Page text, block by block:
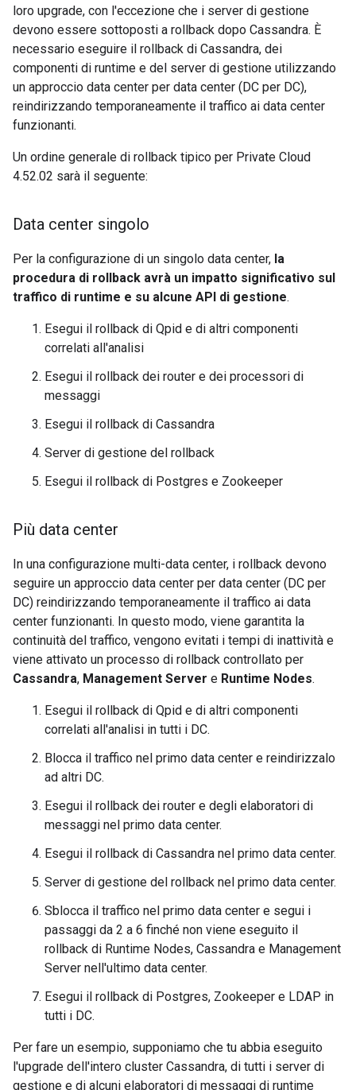
loro upgrade, con l'eccezione che i server di gestione
devono essere sottoposti a rollback dopo Cassandra. È
necessario eseguire il rollback di Cassandra, dei
componenti di runtime e del server di gestione utilizzando
un approccio data center per data center (DC per DC),
reindirizzando temporaneamente il traffico ai data center
funzionanti.
Un ordine generale di rollback tipico per Private Cloud
4.52.02 sarà il seguente:
Data center singolo
Per la configurazione di un singolo data center, la
procedura di rollback avrà un impatto significativo sul
traffico di runtime e su alcune API di gestione.
Esegui il rollback di Qpid e di altri componenti
correlati all'analisi
Esegui il rollback dei router e dei processori di
messaggi
Esegui il rollback di Cassandra
Server di gestione del rollback
Esegui il rollback di Postgres e Zookeeper
Più data center
In una configurazione multi-data center, i rollback devono
seguire un approccio data center per data center (DC per
DC) reindirizzando temporaneamente il traffico ai data
center funzionanti. In questo modo, viene garantita la
continuità del traffico, vengono evitati i tempi di inattività e
viene attivato un processo di rollback controllato per
Cassandra, Management Server e Runtime Nodes.
Esegui il rollback di Qpid e di altri componenti
correlati all'analisi in tutti i DC.
Blocca il traffico nel primo data center e reindirizzalo
ad altri DC.
Esegui il rollback dei router e degli elaboratori di
messaggi nel primo data center.
Esegui il rollback di Cassandra nel primo data center.
Server di gestione del rollback nel primo data center.
Sblocca il traffico nel primo data center e segui i
passaggi da 2 a 6 finché non viene eseguito il
rollback di Runtime Nodes, Cassandra e Management
Server nell'ultimo data center.
Esegui il rollback di Postgres, Zookeeper e LDAP in
tutti i DC.
Per fare un esempio, supponiamo che tu abbia eseguito
l'upgrade dell'intero cluster Cassandra, di tutti i server di
gestione e di alcuni elaboratori di messaggi di runtime